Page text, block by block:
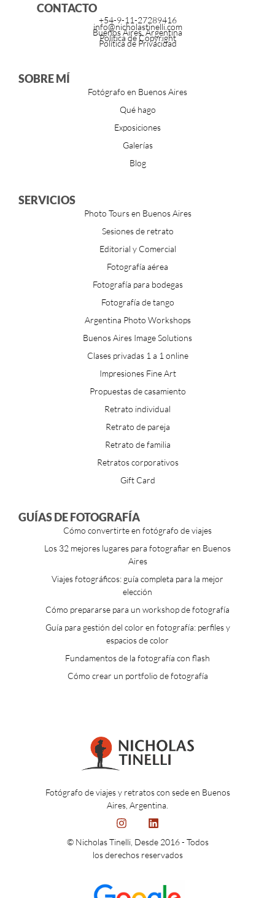
Fotógrafo de viajes y retratos con sede en Buenos
Aires, Argentina.
© Nicholas Tinelli, Desde 2016 - Todos
los derechos reservados
SOBRE MÍ
Fotógrafo en Buenos Aires
Qué hago
Exposiciones
Galerías
Blog
CONTACTO
+54-9-11-27289416
info@nicholastinelli.com
Buenos Aires, Argentina
Política de Copyright
Política de Privacidad
SERVICIOS
Photo Tours en Buenos Aires
Sesiones de retrato
Editorial y Comercial
Fotografía aérea
Fotografía para bodegas
Fotografía de tango
Argentina Photo Workshops
Buenos Aires Image Solutions
Clases privadas 1 a 1 online
Impresiones Fine Art
Propuestas de casamiento
Retrato individual
Retrato de pareja
Retrato de familia
Retratos corporativos
Gift Card
GUÍAS DE FOTOGRAFÍA
Cómo convertirte en fotógrafo de viajes
Los 32 mejores lugares para fotografiar en Buenos
Aires
Viajes fotográficos: guía completa para la mejor
elección
Cómo prepararse para un workshop de fotografía
Guía para gestión del color en fotografía: perfiles y
espacios de color
Fundamentos de la fotografía con flash
Cómo crear un portfolio de fotografía